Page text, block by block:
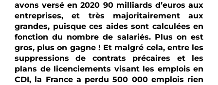
avons versé en 2020 90 milliards d’euros aux
entreprises, et très majoritairement aux
grandes, puisque ces aides sont calculées en
fonction du nombre de salariés. Plus on est
gros, plus on gagne ! Et malgré cela, entre les
suppressions de contrats précaires et les
plans de licenciements visant les emplois en
CDI, la France a perdu 500 000 emplois rien